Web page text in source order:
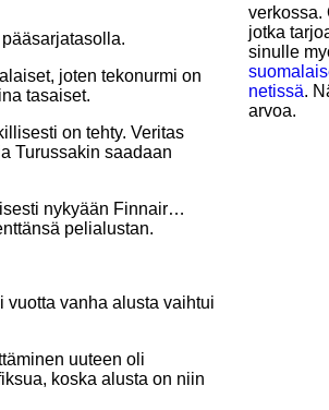
joten tekonurmi on
tasaiset.
on tehty. Veritas
Turussakin saadaan
nykyään Finnair…
pelialustan.
vanha alusta vaihtui
uuteen oli
koska alusta on niin
verkossa.
jotka
sinulle
netissä.
arvoa.